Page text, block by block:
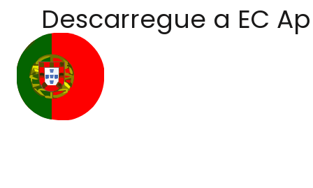
Descarregue a EC